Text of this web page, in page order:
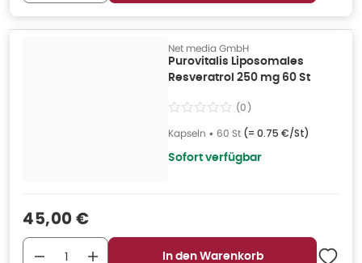
Net media GmbH
Purovitalis Liposomales
Resveratrol 250 mg 60 St
(0)
Kapseln • 60 St (= 0.75 €/St)
Sofort verfügbar
Verkaufspreis
45,00 €
In den Warenkorb